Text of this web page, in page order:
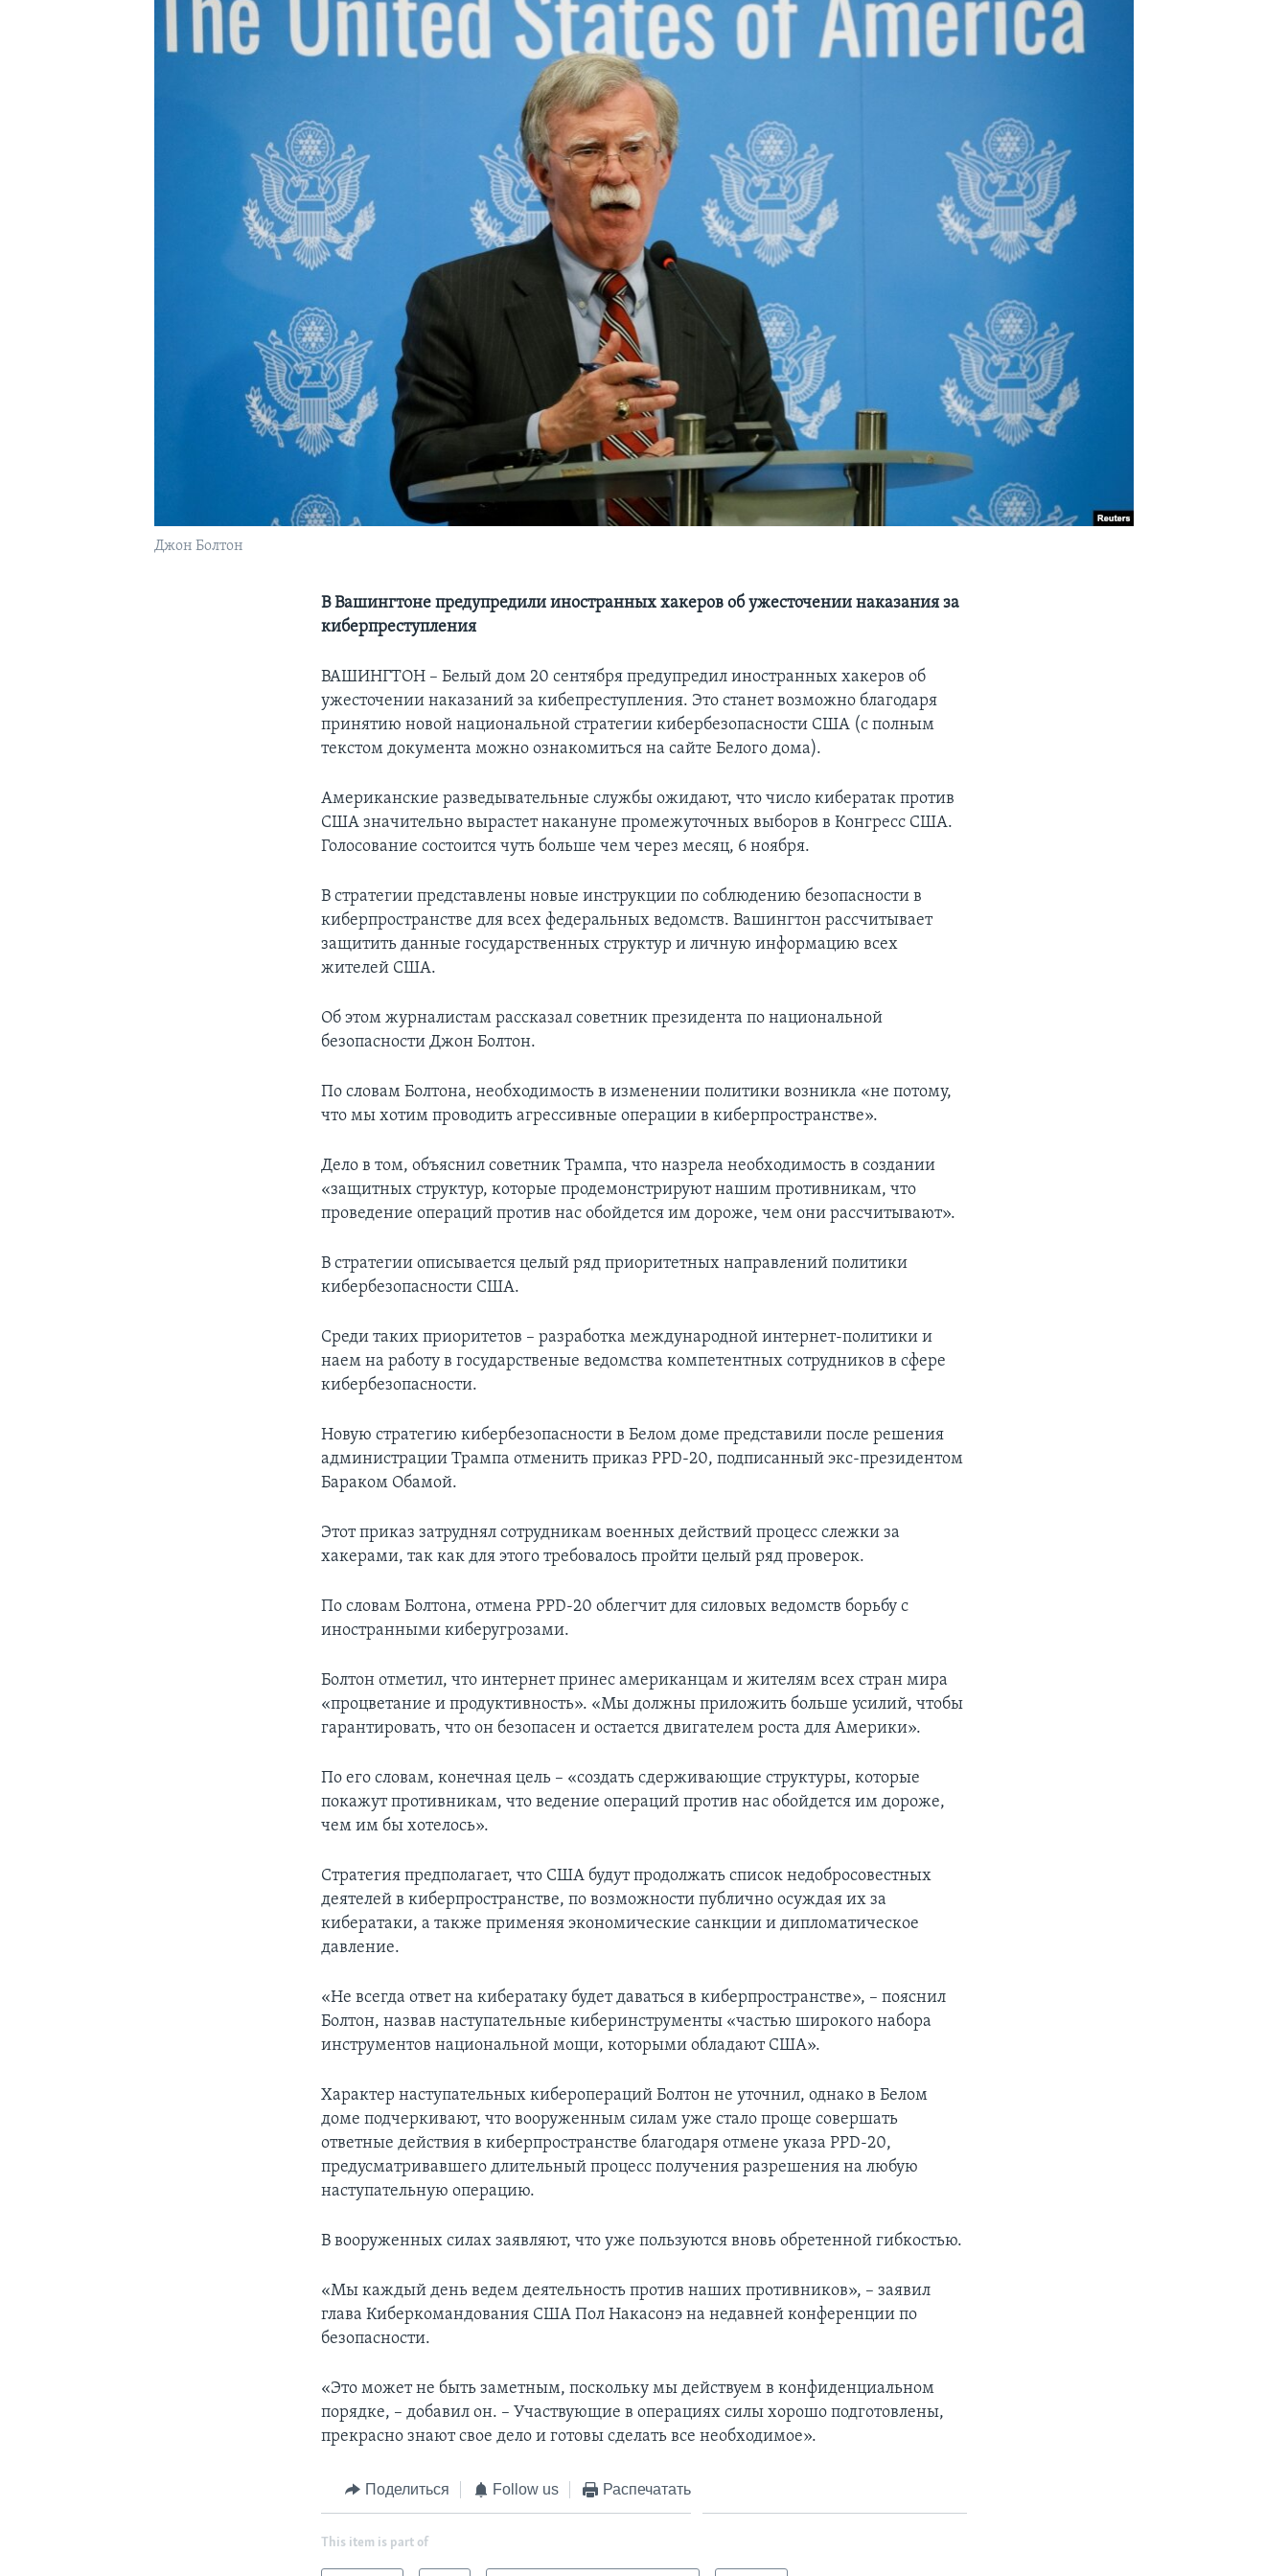
Джон Болтон
В Вашингтоне предупредили иностранных хакеров об ужесточении наказания за
киберпреступления
ВАШИНГТОН – Белый дом 20 сентября предупредил иностранных хакеров об
ужесточении наказаний за кибепреступления. Это станет возможно благодаря
принятию новой национальной стратегии кибербезопасности США (с полным
текстом документа можно ознакомиться на сайте Белого дома).
Американские разведывательные службы ожидают, что число кибератак против
США значительно вырастет накануне промежуточных выборов в Конгресс США.
Голосование состоится чуть больше чем через месяц, 6 ноября.
В стратегии представлены новые инструкции по соблюдению безопасности в
киберпространстве для всех федеральных ведомств. Вашингтон рассчитывает
защитить данные государственных структур и личную информацию всех
жителей США.
Об этом журналистам рассказал советник президента по национальной
безопасности Джон Болтон.
По словам Болтона, необходимость в изменении политики возникла «не потому,
что мы хотим проводить агрессивные операции в киберпространстве».
Дело в том, объяснил советник Трампа, что назрела необходимость в создании
«защитных структур, которые продемонстрируют нашим противникам, что
проведение операций против нас обойдется им дороже, чем они рассчитывают».
В стратегии описывается целый ряд приоритетных направлений политики
кибербезопасности США.
Среди таких приоритетов – разработка международной интернет-политики и
наем на работу в государственые ведомства компетентных сотрудников в сфере
кибербезопасности.
Новую стратегию кибербезопасности в Белом доме представили после решения
администрации Трампа отменить приказ PPD-20, подписанный экс-президентом
Бараком Обамой.
Этот приказ затруднял сотрудникам военных действий процесс слежки за
хакерами, так как для этого требовалось пройти целый ряд проверок.
По словам Болтона, отмена РРD-20 облегчит для силовых ведомств борьбу с
иностранными киберугрозами.
Болтон отметил, что интернет принес американцам и жителям всех стран мира
«процветание и продуктивность». «Мы должны приложить больше усилий, чтобы
гарантировать, что он безопасен и остается двигателем роста для Америки».
По его словам, конечная цель – «создать сдерживающие структуры, которые
покажут противникам, что ведение операций против нас обойдется им дороже,
чем им бы хотелось».
Стратегия предполагает, что США будут продолжать список недобросовестных
деятелей в киберпространстве, по возможности публично осуждая их за
кибератаки, а также применяя экономические санкции и дипломатическое
давление.
«Не всегда ответ на кибератаку будет даваться в киберпространстве», – пояснил
Болтон, назвав наступательные киберинструменты «частью широкого набора
инструментов национальной мощи, которыми обладают США».
Характер наступательных киберопераций Болтон не уточнил, однако в Белом
доме подчеркивают, что вооруженным силам уже стало проще совершать
ответные действия в киберпространстве благодаря отмене указа PPD-20,
предусматривавшего длительный процесс получения разрешения на любую
наступательную операцию.
В вооруженных силах заявляют, что уже пользуются вновь обретенной гибкостью.
«Мы каждый день ведем деятельность против наших противников», – заявил
глава Киберкомандования США Пол Накасонэ на недавней конференции по
безопасности.
«Это может не быть заметным, поскольку мы действуем в конфиденциальном
порядке, – добавил он. – Участвующие в операциях силы хорошо подготовлены,
прекрасно знают свое дело и готовы сделать все необходимое».
Поделиться Follow us Распечатать
This item is part of